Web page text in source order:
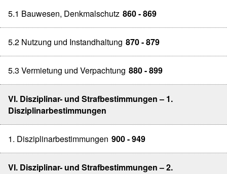
5.1 Bauwesen, Denkmalschutz 860 - 869
5.2 Nutzung und Instandhaltung 870 - 879
5.3 Vermietung und Verpachtung 880 - 899
VI. Disziplinar- und Strafbestimmungen – 1.
Disziplinarbestimmungen
1. Disziplinarbestimmungen 900 - 949
VI. Disziplinar- und Strafbestimmungen – 2.